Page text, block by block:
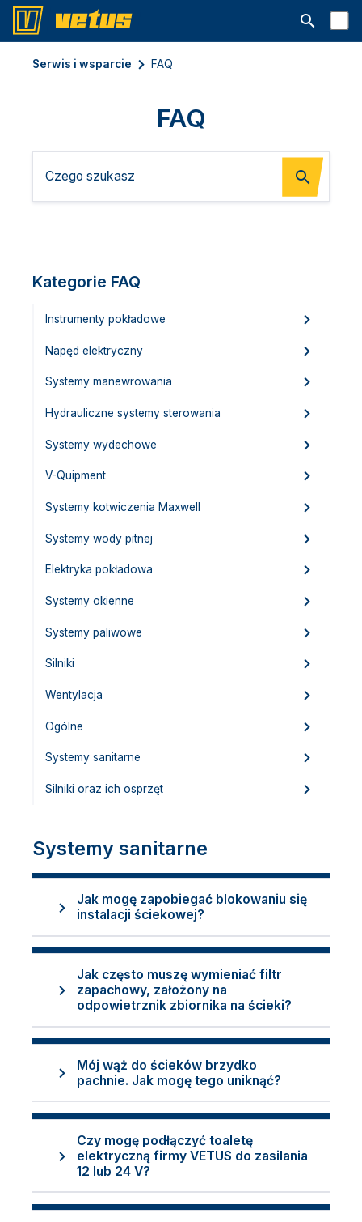
Otwórz
Serwis i wsparcie FAQ
FAQ
Kategorie FAQ
Instrumenty pokładowe
Napęd elektryczny
Systemy manewrowania
Hydrauliczne systemy sterowania
Systemy wydechowe
V-Quipment
Systemy kotwiczenia Maxwell
Systemy wody pitnej
Elektryka pokładowa
Systemy okienne
Systemy paliwowe
Silniki
Wentylacja
Ogólne
Systemy sanitarne
Silniki oraz ich osprzęt
Systemy sanitarne
Jak mogę zapobiegać blokowaniu się
instalacji ściekowej?
Jak często muszę wymieniać filtr
zapachowy, założony na
odpowietrznik zbiornika na ścieki?
Mój wąż do ścieków brzydko
pachnie. Jak mogę tego uniknąć?
Czy mogę podłączyć toaletę
elektryczną firmy VETUS do zasilania
12 lub 24 V?